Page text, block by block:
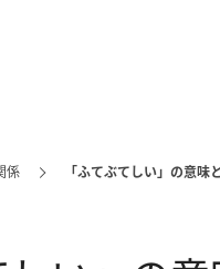
係 「ふてぶてしい」の意